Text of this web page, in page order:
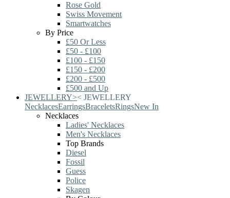
Rose Gold
Swiss Movement
Smartwatches
By Price
£50 Or Less
£50 - £100
£100 - £150
£150 - £200
£200 - £500
£500 and Up
JEWELLERY>< JEWELLERY
NecklacesEarringsBraceletsRingsNew In
Necklaces
Ladies' Necklaces
Men's Necklaces
Top Brands
Diesel
Fossil
Guess
Police
Skagen